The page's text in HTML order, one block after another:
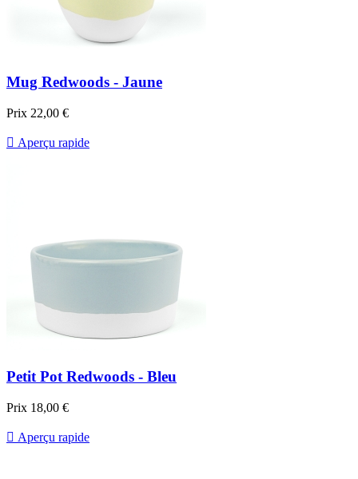
Mug Redwoods - Jaune
Prix 22,00 €
 Aperçu rapide
Petit Pot Redwoods - Bleu
Prix 18,00 €
 Aperçu rapide